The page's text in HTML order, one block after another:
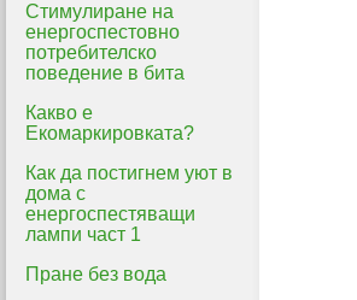
Стимулиране на
енергоспестовно
потребителско
поведение в бита
Какво е
Екомаркировката?
Как да постигнем уют в
дома с
енергоспестяващи
лампи част 1
Пране без вода